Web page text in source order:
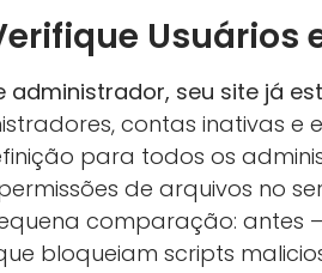
Usuários
administrador, seu site já
contas inativas e
para todos os
de arquivos no
comparação: antes
bloqueiam scripts